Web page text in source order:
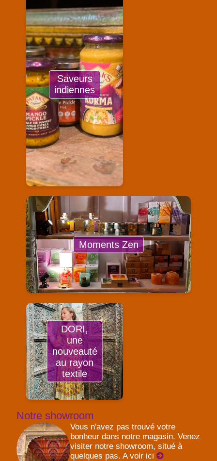
Saveurs
indiennes
Moments Zen
DORI,
une
nouveauté
au rayon
textile
Notre showroom
Vous n'avez pas trouvé votre
bonheur dans notre magasin. Venez
visiter notre showroom, situé à
quelques pas. A voir ici